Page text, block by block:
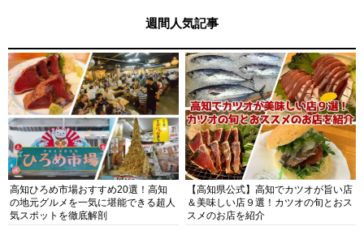
週間人気記事
高知ひろめ市場おすすめ20選！高知
の地元グルメを一気に堪能できる超人
気スポットを徹底解剖
【高知県公式】高知でカツオが旨い店
＆美味しい店９選！カツオの旬とおス
スメのお店を紹介